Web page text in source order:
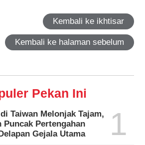
Kembali ke ikhtisar
Kembali ke halaman sebelum
Pekan Ini
Taiwan Melonjak Tajam,
Puncak Pertengahan
Gejala Utama
1